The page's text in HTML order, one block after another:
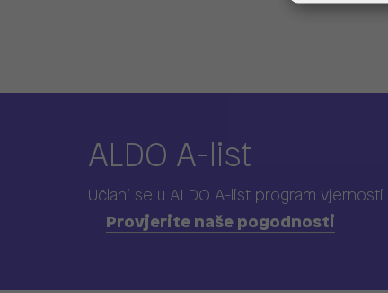
ALDO A-list
Učlani se u ALDO A-list program vjernosti
Provjerite naše pogodnosti